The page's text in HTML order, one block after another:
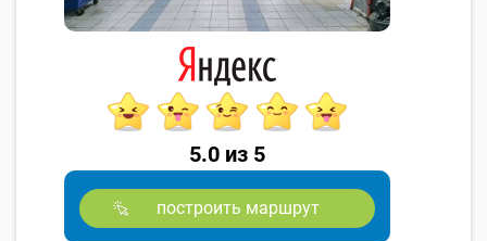
5.0 из 5
построить маршрут